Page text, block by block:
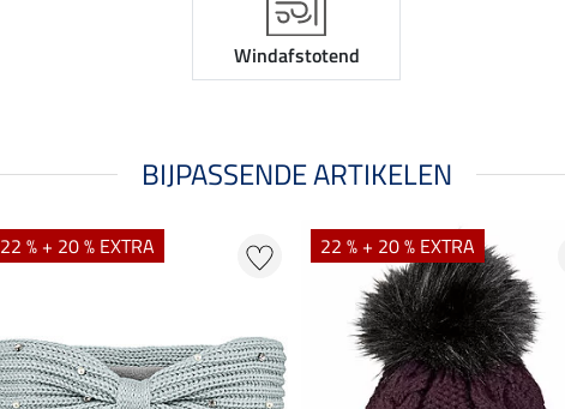
Windafstotend
BIJPASSENDE ARTIKELEN
22 % + 20 % EXTRA 22 % + 20 % EXTRA